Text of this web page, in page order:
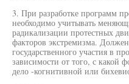
3. При разработке программ
необходимо учитывать
радикализации протестных
факторов экстремизма.
государственного участия в
зависимости от того, с какой
дело -когнитивной или